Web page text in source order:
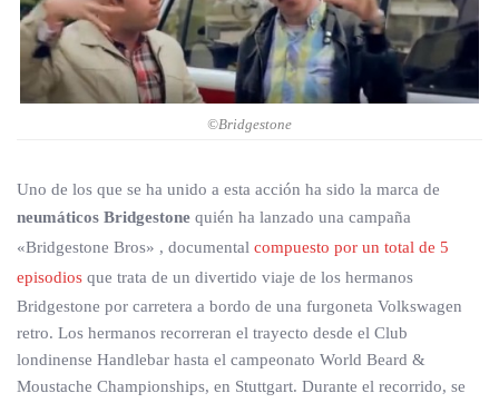
©Bridgestone
Uno de los que se ha unido a esta acción ha sido la marca de
neumáticos Bridgestone quién ha lanzado una campaña
«Bridgestone Bros» , documental compuesto por un total de 5
episodios que trata de un divertido viaje de los hermanos
Bridgestone por carretera a bordo de una furgoneta Volkswagen
retro. Los hermanos recorreran el trayecto desde el Club
londinense Handlebar hasta el campeonato World Beard &
Moustache Championships, en Stuttgart. Durante el recorrido, se